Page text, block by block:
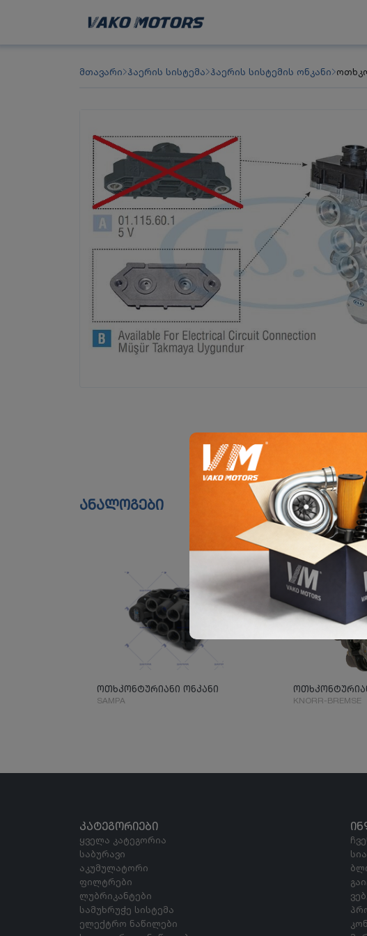
მთავარი ჰაერის სისტემა ჰაერის სისტემის ონკანი
ანალოგები
ოთხკონტურიანი ონკანი
SAMPA KNORR-BREMSE
ᲙᲐᲢᲔᲒᲝᲠᲘᲔᲑᲘ
ყველა კატეგორია
საბურავი
აკუმულატორი
ფილტრები
ლუბრიკანტები
სამუხრუჭე სისტემა
ელექტრო ნაწილები